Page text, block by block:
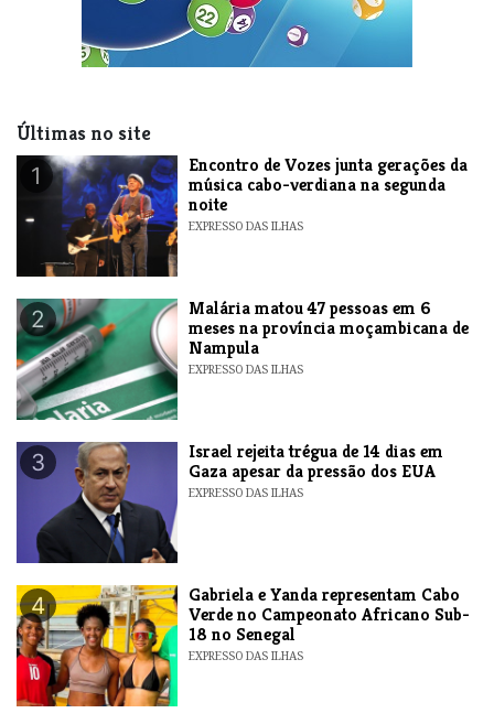
Últimas no site
1
Encontro de Vozes junta gerações da
música cabo-verdiana na segunda
noite
EXPRESSO DAS ILHAS
2
​Malária matou 47 pessoas em 6
meses na província moçambicana de
Nampula
EXPRESSO DAS ILHAS
3
​Israel rejeita trégua de 14 dias em
Gaza apesar da pressão dos EUA
EXPRESSO DAS ILHAS
4
Gabriela e Yanda representam Cabo
Verde no Campeonato Africano Sub-
18 no Senegal
EXPRESSO DAS ILHAS